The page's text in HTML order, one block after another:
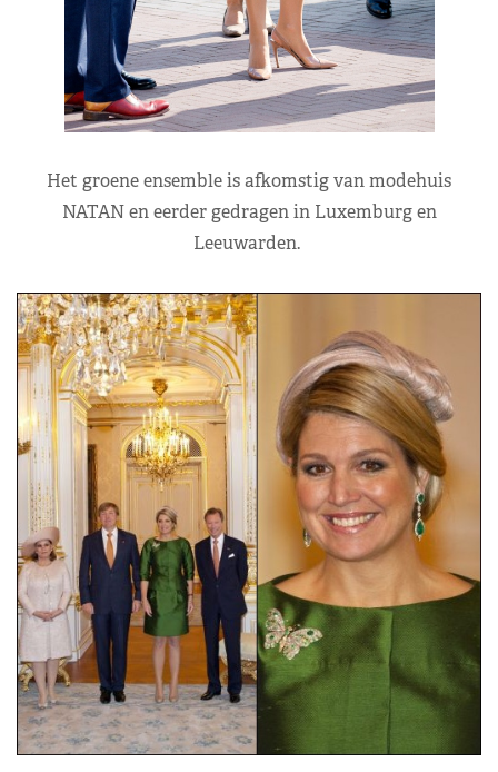
Het groene ensemble is afkomstig van modehuis
NATAN en eerder gedragen in Luxemburg en
Leeuwarden.